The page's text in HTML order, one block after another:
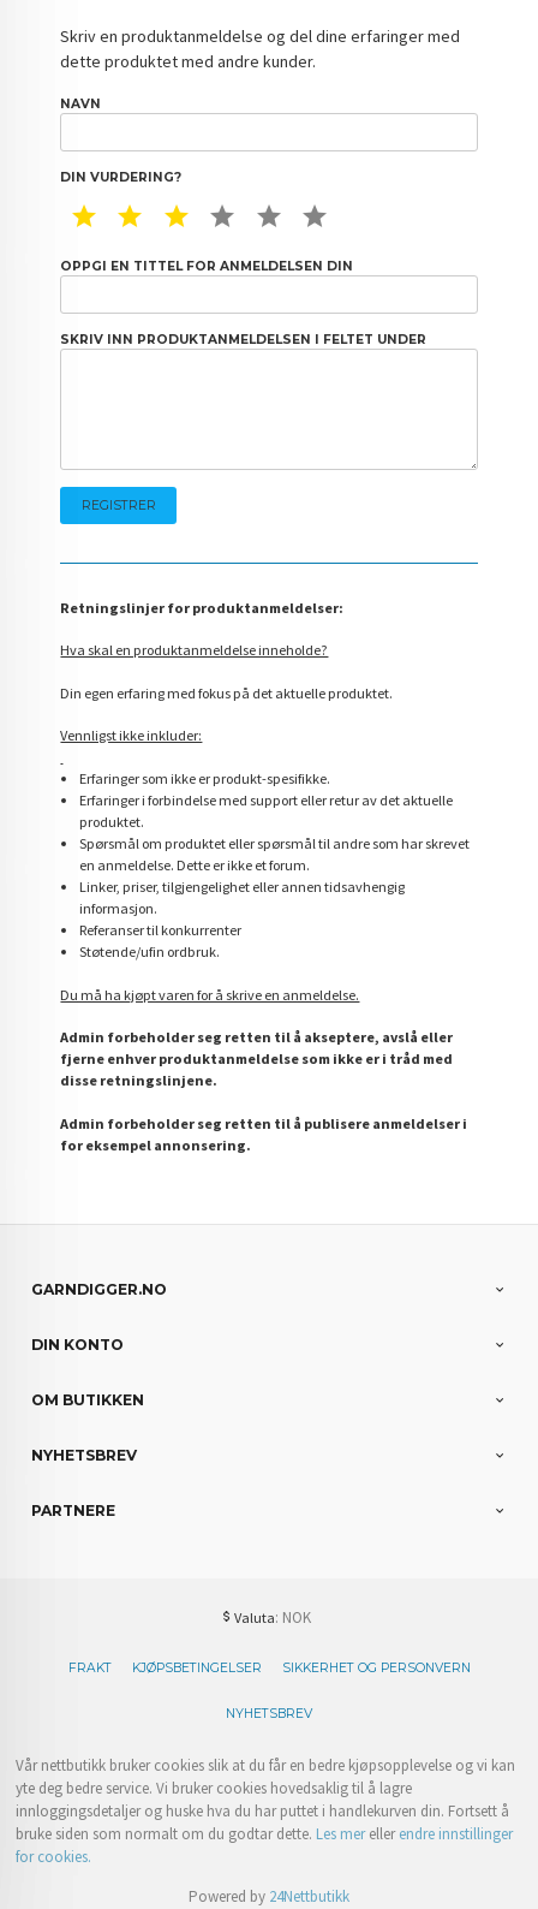
Skriv en produktanmeldelse og del dine erfaringer med
dette produktet med andre kunder.
NAVN
DIN VURDERING?
1 STAR2 STAR3 STAR4 STAR5 STAR
OPPGI EN TITTEL FOR ANMELDELSEN DIN
SKRIV INN PRODUKTANMELDELSEN I FELTET UNDER
Retningslinjer for produktanmeldelser:
Hva skal en produktanmeldelse inneholde?
Din egen erfaring med fokus på det aktuelle produktet.
Vennligst ikke inkluder:
Erfaringer som ikke er produkt-spesifikke.
Erfaringer i forbindelse med support eller retur av det aktuelle
produktet.
Spørsmål om produktet eller spørsmål til andre som har skrevet
en anmeldelse. Dette er ikke et forum.
Linker, priser, tilgjengelighet eller annen tidsavhengig
informasjon.
Referanser til konkurrenter
Støtende/ufin ordbruk.
Du må ha kjøpt varen for å skrive en anmeldelse.
Admin forbeholder seg retten til å akseptere, avslå eller
fjerne enhver produktanmeldelse som ikke er i tråd med
disse retningslinjene.
Admin forbeholder seg retten til å publisere anmeldelser i
for eksempel annonsering.
GARNDIGGER.NO
DIN KONTO
OM BUTIKKEN
NYHETSBREV
PARTNERE
Valuta: NOK
FRAKT KJØPSBETINGELSER SIKKERHET OG PERSONVERN
NYHETSBREV
Vår nettbutikk bruker cookies slik at du får en bedre kjøpsopplevelse og vi kan
yte deg bedre service. Vi bruker cookies hovedsaklig til å lagre
innloggingsdetaljer og huske hva du har puttet i handlekurven din. Fortsett å
bruke siden som normalt om du godtar dette. Les merellerendre innstillinger
for cookies.
Powered by 24Nettbutikk